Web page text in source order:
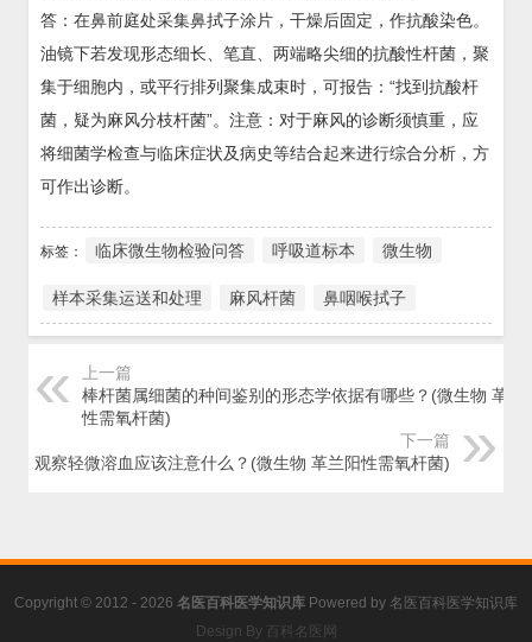
答：在鼻前庭处采集鼻拭子涂片，干燥后固定，作抗酸染色。
油镜下若发现形态细长、笔直、两端略尖细的抗酸性杆菌，聚
集于细胞内，或平行排列聚集成束时，可报告：“找到抗酸杆
菌，疑为麻风分枝杆菌”。注意：对于麻风的诊断须慎重，应
将细菌学检查与临床症状及病史等结合起来进行综合分析，方
可作出诊断。
标签： 临床微生物检验问答 呼吸道标本 微生物
样本采集运送和处理 麻风杆菌 鼻咽喉拭子
上一篇
棒杆菌属细菌的种间鉴别的形态学依据有哪些？(微生物 革兰
性需氧杆菌)
下一篇
观察轻微溶血应该注意什么？(微生物 革兰阳性需氧杆菌)
Copyright © 2012 - 2026 名医百科医学知识库 Powered by 名医百科医学知识库
Design By 百科名医网